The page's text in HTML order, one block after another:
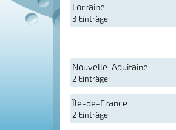
Lorraine
3 Einträge
Nouvelle-Aquitaine
2 Einträge
Île-de-France
2 Einträge